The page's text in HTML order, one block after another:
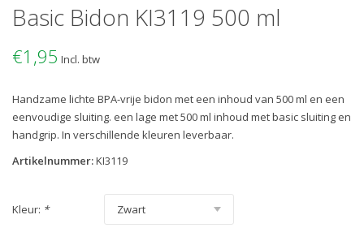
Basic Bidon KI3119 500 ml
€1,95 Incl. btw
Handzame lichte BPA-vrije bidon met een inhoud van 500 ml en een
eenvoudige sluiting. een lage met 500 ml inhoud met basic sluiting en
handgrip. In verschillende kleuren leverbaar.
Artikelnummer:KI3119
Kleur: *